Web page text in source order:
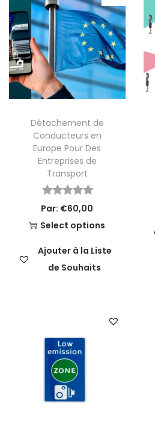
Détachement de
Conducteurs en
Europe Pour Des
Entreprises de
Transport
Par: €60,00
Select options
Ajouter à la Liste
de Souhaits